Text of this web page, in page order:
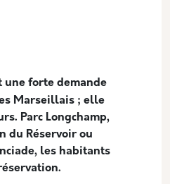
une forte demande
Marseillais ; elle
Parc Longchamp,
du Réservoir ou
les habitants